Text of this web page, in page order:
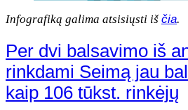
Infografiką galima atsisiųsti iš čia.
Per dvi balsavimo iš
rinkdami Seimą jau
kaip 106 tūkst. rinkėjų